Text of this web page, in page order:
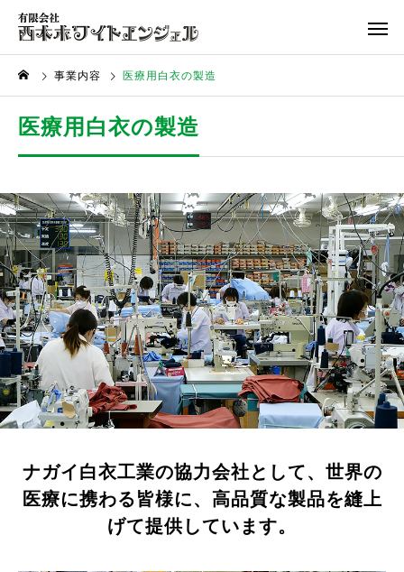
事業内容 医療用白衣の製造
医療用白衣の製造
ナガイ白衣工業の協力会社として、 世界の
医療に携わる皆様に、 高品質な製品を縫上
げて提供しています。